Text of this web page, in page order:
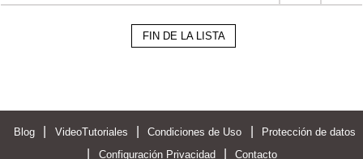
FIN DE LA LISTA
Blog VideoTutoriales Condiciones de Uso Protección de datos
Configuración Privacidad Contacto